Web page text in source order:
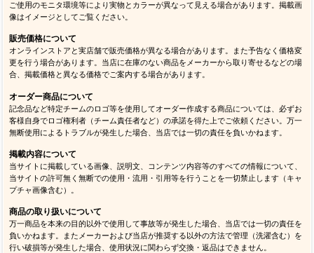
ご使用のモニタ環境等により実物とカラーが異なって見える場合があります。掲載画
像はイメージとしてご覧ください。
販売価格について
オンラインストアと実店舗で販売価格が異なる場合があります。また予告なく価格変
更を行う場合があります。当店に在庫のない商品をメーカーから取り寄せるなどの場
合、掲載価格と異なる価格でご案内する場合があります。
オーダー商品について
記念品など特定チームのロゴ等を使用してオーダー作成する商品については、必ずお
客様自身でロゴ権利者（チーム責任者など）の承諾を得た上でご依頼ください。万一
無断使用によるトラブルが発生した場合、当店では一切の責任を負いかねます。
掲載内容について
当サイトに掲載している画像、説明文、コンテンツ内容等のすべての情報について、
当サイトの許可無く無断での使用・流用・引用等を行うことを一切禁止します（キャ
プチャ画像含む）。
商品の取り扱いについて
万一商品を本来の目的以外で使用して事故等が発生した場合、当店では一切の責任を
負いかねます。またメーカーおよび当店が推奨する以外の方法で管理（洗濯含む）を
行い破損等が発生した場合、使用状況に関わらず交換・返品はできません。